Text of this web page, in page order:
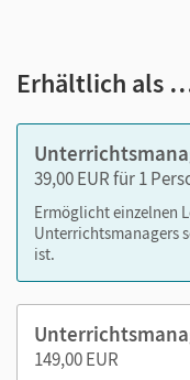
Lösungen für
Nutzen Sie den
oder über die
Erhältlich als
39,00 EUR für 1
Ermöglicht einzelnen
Unterrichtsmanagers
ist.
149,00 EUR